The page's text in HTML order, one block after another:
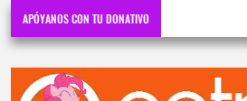
APÓYANOS CON TU DONATIVO